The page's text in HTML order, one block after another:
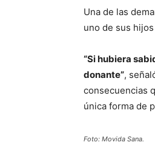
Una de las
uno de sus
“Si hubiera
donante”,
consecuencias
única forma de
Foto: Movida Sana.